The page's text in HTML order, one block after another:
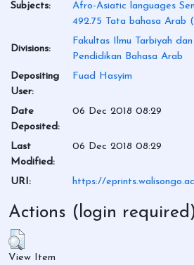
Subjects:
Afro-Asiatic languages
492.75 Tata bahasa Arab
Divisions:
Fakultas Ilmu Tarbiyah
Pendidikan Bahasa Arab
Depositing
User:
Fuad Hasyim
Date
Deposited:
06 Dec 2018 08:29
Last
Modified:
06 Dec 2018 08:29
URI: https://
Actions (login
View Item